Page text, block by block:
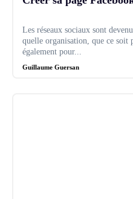
Les réseaux sociaux sont
quelle organisation, que ce soit
également pour...
Guillaume Guersan